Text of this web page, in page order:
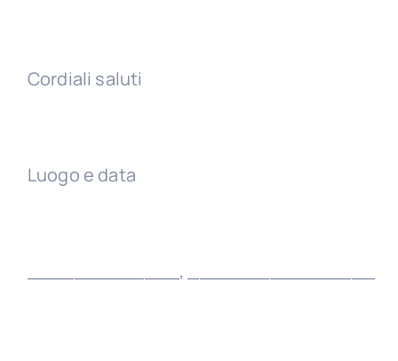
Cordiali saluti
Luogo e data
_____________, ________________